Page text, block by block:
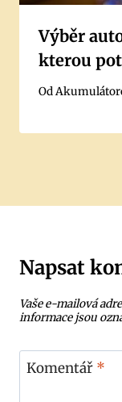
Výběr
kterou
Od
Napsat
Vaše e-mailová
informace jsou
Komentář *